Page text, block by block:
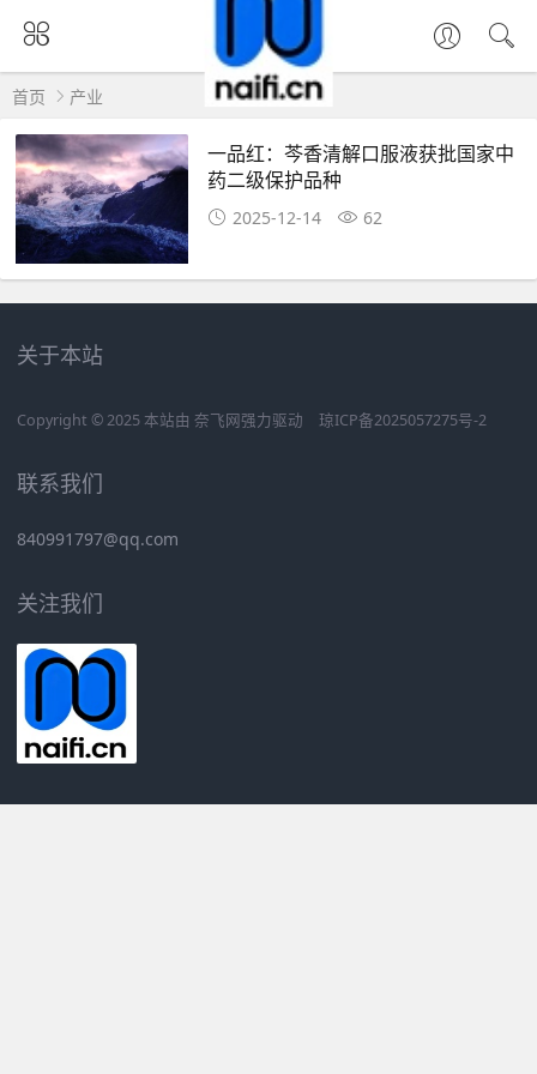
首页 产业
一品红：芩香清解口服液获批国家中
药二级保护品种
2025-12-14 62
关于本站
Copyright © 2025 本站由 奈飞网强力驱动 琼ICP备2025057275号-2
联系我们
840991797@qq.com
关注我们